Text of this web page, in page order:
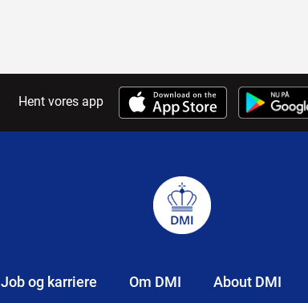
Hent vores app
Job og karriere Om DMI About DMI